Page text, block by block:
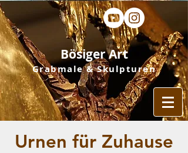
Bösiger Art
Grabmale & Skulpturen
Urnen für Zuhause